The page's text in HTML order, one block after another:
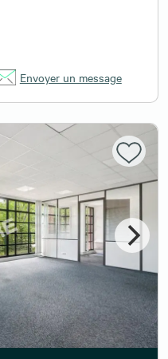
Envoyer un message